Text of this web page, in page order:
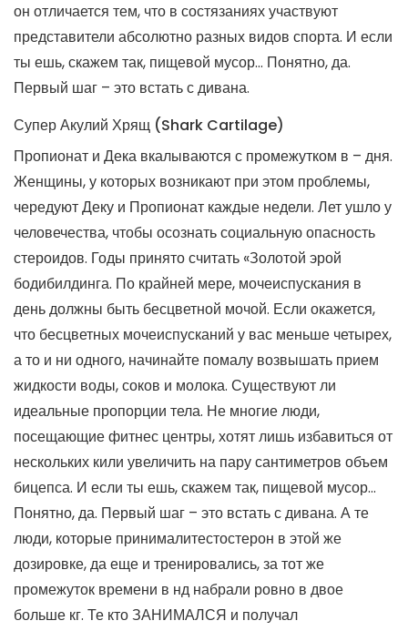
он отличается тем, что в состязаниях участвуют
представители абсолютно разных видов спорта. И если
ты ешь, скажем так, пищевой мусор… Понятно, да.
Первый шаг – это встать с дивана.
Супер Акулий Хрящ (Shark Cartilage)
Пропионат и Дека вкалываются с промежутком в – дня.
Женщины, у которых возникают при этом проблемы,
чередуют Деку и Пропионат каждые недели. Лет ушло у
человечества, чтобы осознать социальную опасность
стероидов. Годы принято считать «Золотой эрой
бодибилдинга. По крайней мере, мочеиспускания в
день должны быть бесцветной мочой. Если окажется,
что бесцветных мочеиспусканий у вас меньше четырех,
а то и ни одного, начинайте помалу возвышать прием
жидкости воды, соков и молока. Существуют ли
идеальные пропорции тела. Не многие люди,
посещающие фитнес центры, хотят лишь избавиться от
нескольких кили увеличить на пару сантиметров объем
бицепса. И если ты ешь, скажем так, пищевой мусор…
Понятно, да. Первый шаг – это встать с дивана. А те
люди, которые принималитестостерон в этой же
дозировке, да еще и тренировались, за тот же
промежуток времени в нд набрали ровно в двое
больше кг. Те кто ЗАНИМАЛСЯ и получал